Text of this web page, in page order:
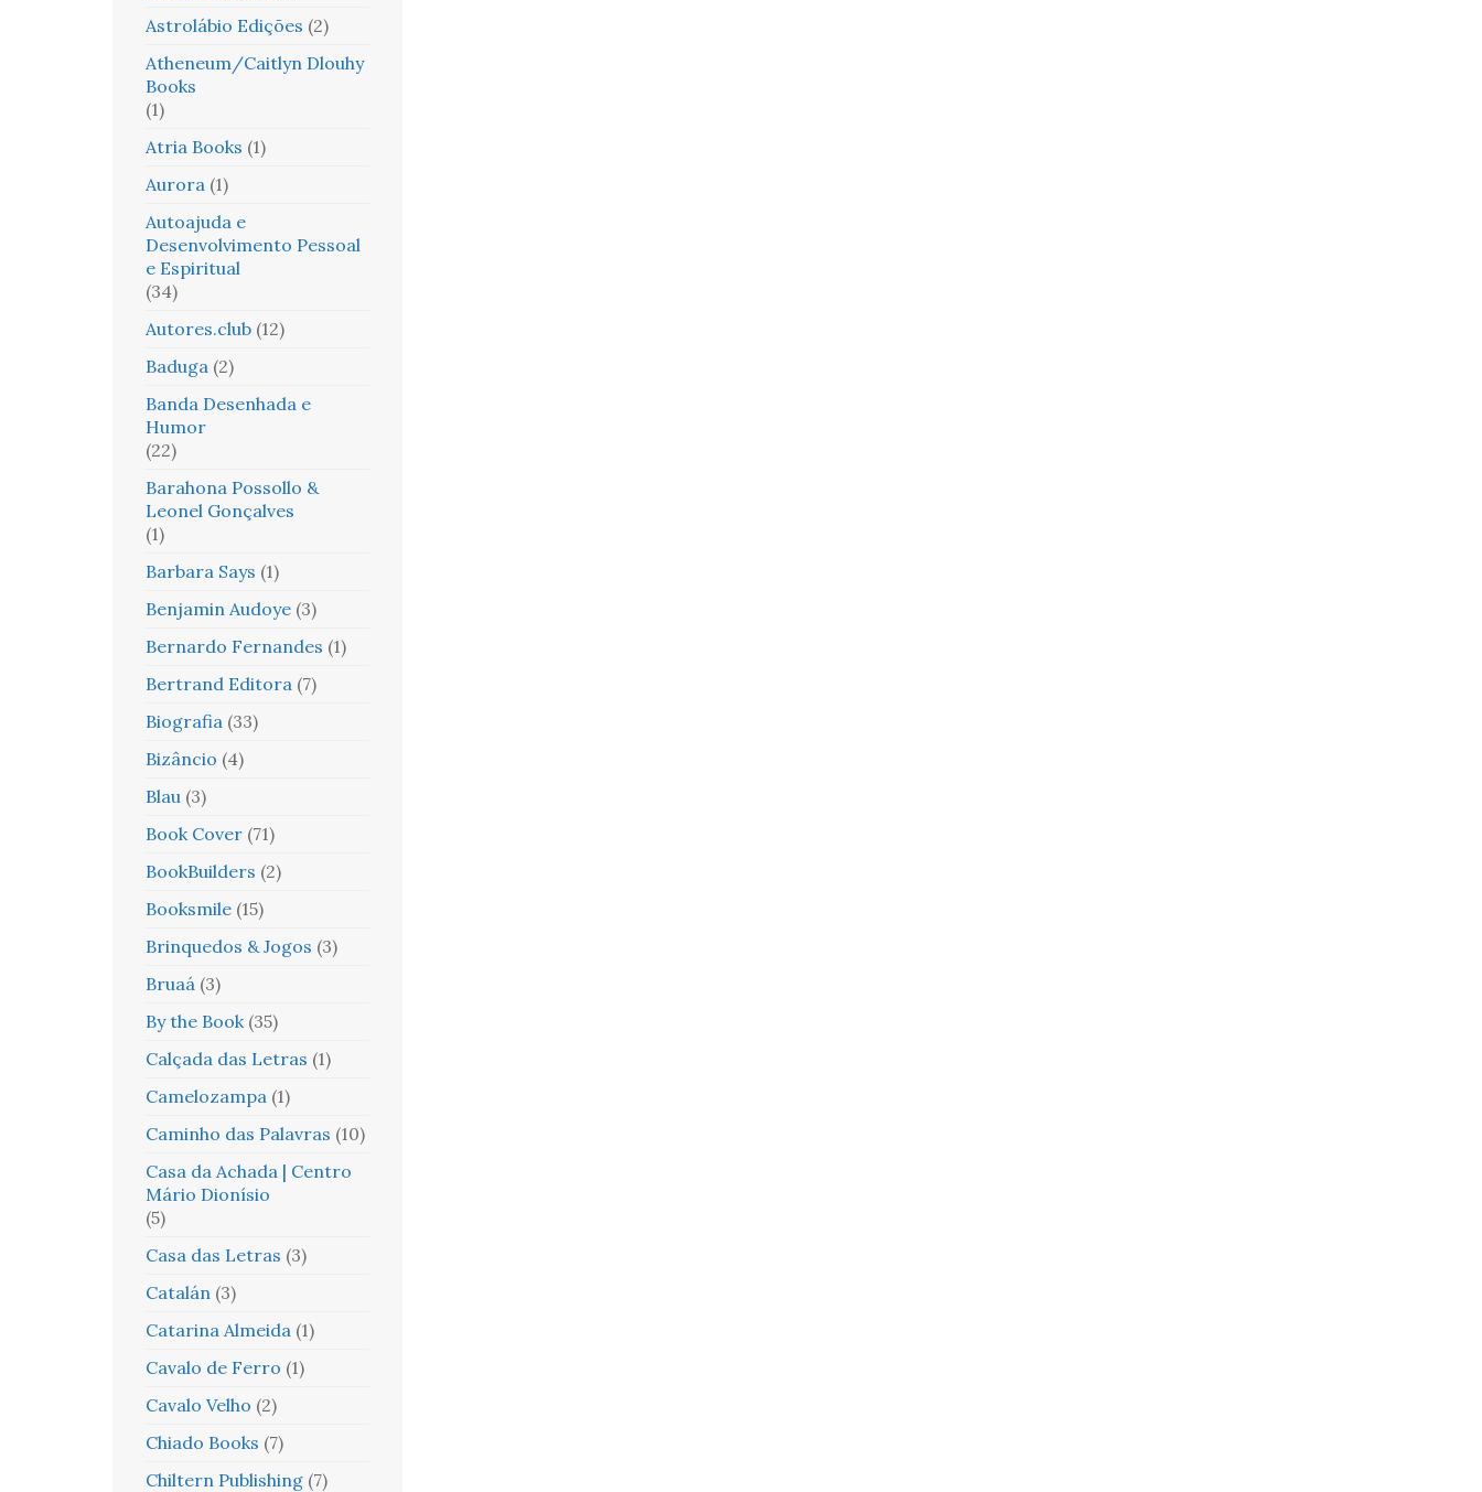
Astrolábio Edições (2)
Atheneum/Caitlyn Dlouhy
Books
(1)
Atria Books (1)
Aurora (1)
Autoajuda e
Desenvolvimento Pessoal
e Espiritual
(34)
Autores.club (12)
Baduga (2)
Banda Desenhada e
Humor
(22)
Barahona Possollo &
Leonel Gonçalves
(1)
Barbara Says (1)
Benjamin Audoye (3)
Bernardo Fernandes (1)
Bertrand Editora (7)
Biografia (33)
Bizâncio (4)
Blau (3)
Book Cover (71)
BookBuilders (2)
Booksmile (15)
Brinquedos & Jogos (3)
Bruaá (3)
By the Book (35)
Calçada das Letras (1)
Camelozampa (1)
Caminho das Palavras (10)
Casa da Achada | Centro
Mário Dionísio
(5)
Casa das Letras (3)
Catalán (3)
Catarina Almeida (1)
Cavalo de Ferro (1)
Cavalo Velho (2)
Chiado Books (7)
Chiltern Publishing (7)